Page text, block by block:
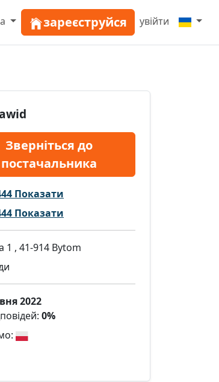
зареєструйся увійти
Зверніться до
постачальника
Показати
Показати
1 , 41-914 Bytom
2022
0%